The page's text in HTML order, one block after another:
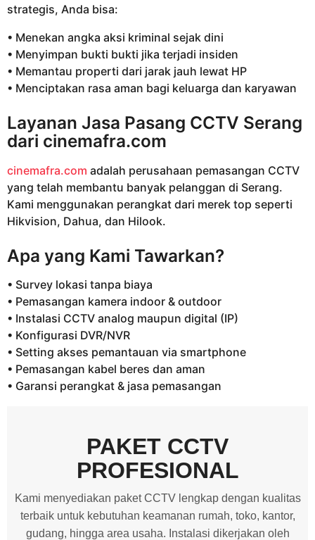
strategis, Anda bisa:
• Menekan angka aksi kriminal sejak dini
• Menyimpan bukti bukti jika terjadi insiden
• Memantau properti dari jarak jauh lewat HP
• Menciptakan rasa aman bagi keluarga dan karyawan
Layanan Jasa Pasang CCTV Serang
dari cinemafra.com
cinemafra.com adalah perusahaan pemasangan CCTV
yang telah membantu banyak pelanggan di Serang.
Kami menggunakan perangkat dari merek top seperti
Hikvision, Dahua, dan Hilook.
Apa yang Kami Tawarkan?
• Survey lokasi tanpa biaya
• Pemasangan kamera indoor & outdoor
• Instalasi CCTV analog maupun digital (IP)
• Konfigurasi DVR/NVR
• Setting akses pemantauan via smartphone
• Pemasangan kabel beres dan aman
• Garansi perangkat & jasa pemasangan
PAKET CCTV
PROFESIONAL
Kami menyediakan paket CCTV lengkap dengan kualitas
terbaik untuk kebutuhan keamanan rumah, toko, kantor,
gudang, hingga area usaha. Instalasi dikerjakan oleh